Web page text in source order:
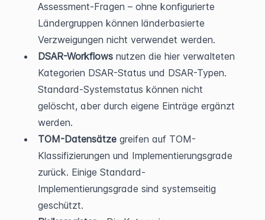
Assessment-Fragen – ohne konfigurierte
Ländergruppen können länderbasierte
Verzweigungen nicht verwendet werden.
DSAR-Workflows nutzen die hier verwalteten
Kategorien DSAR-Status und DSAR-Typen.
Standard-Systemstatus können nicht
gelöscht, aber durch eigene Einträge ergänzt
werden.
TOM-Datensätze greifen auf TOM-
Klassifizierungen und Implementierungsgrade
zurück. Einige Standard-
Implementierungsgrade sind systemseitig
geschützt.